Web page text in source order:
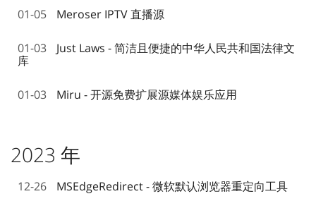
01-05 Meroser IPTV 直播源
01-03
Just Laws - 简洁且便捷的中华人民共和国法律文
库
01-03 Miru - 开源免费扩展源媒体娱乐应用
2023 年
12-26 MSEdgeRedirect - 微软默认浏览器重定向工具